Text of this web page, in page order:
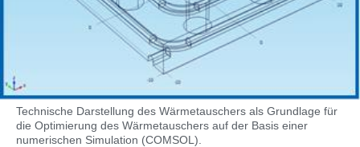
Technische Darstellung des Wärmetauschers als Grundlage für
die Optimierung des Wärmetauschers auf der Basis einer
numerischen Simulation (COMSOL).